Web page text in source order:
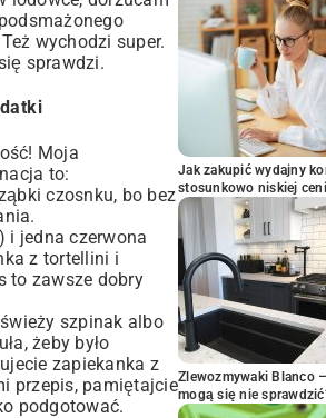
wychodzi super.
sprawdzi.
Moja
to:
czosnku, bo bez
i jedna czerwona
z tortellini i
to zawsze dobry
szpinak albo
żeby było
zapiekanka z
przepis, pamiętajcie
podgotować.
Jak zakupić wydajny
stosunkowo niskiej
Zlewozmywaki Blanco
mogą się nie